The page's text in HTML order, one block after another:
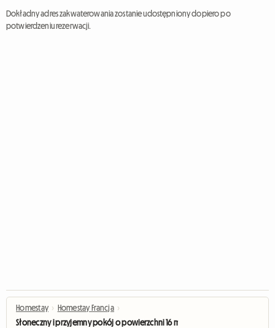
Dokładny adres zakwaterowania zostanie udostępniony dopiero po
potwierdzeniu rezerwacji.
Homestay › Homestay Francja ›
Słoneczny i przyjemny pokój o powierzchni 16 m²